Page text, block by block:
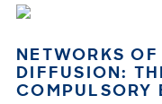
NETWORKS
DIFFUSION:
COMPULSORY